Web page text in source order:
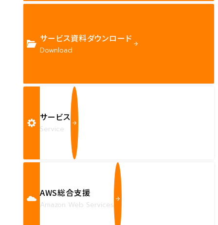
サービス資料ダウンロード
Download
サービス
Service
AWS総合支援
Amazon Web Services